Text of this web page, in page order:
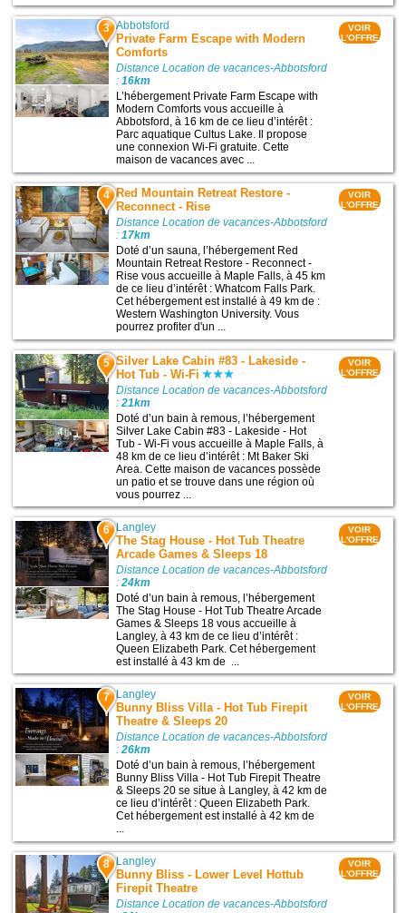
3 Abbotsford
Private Farm Escape with Modern
Comforts
Distance Location de vacances-Abbotsford
:16km
L’hébergement Private Farm Escape with
Modern Comforts vous accueille à
Abbotsford, à 16 km de ce lieu d’intérêt :
Parc aquatique Cultus Lake. Il propose
une connexion Wi-Fi gratuite. Cette
maison de vacances avec ...
VOIR
L'OFFRE
4 Red Mountain Retreat Restore -
Reconnect - Rise
Distance Location de vacances-Abbotsford
:17km
Doté d’un sauna, l’hébergement Red
Mountain Retreat Restore - Reconnect -
Rise vous accueille à Maple Falls, à 45 km
de ce lieu d’intérêt : Whatcom Falls Park.
Cet hébergement est installé à 49 km de :
Western Washington University. Vous
pourrez profiter d'un ...
VOIR
L'OFFRE
5 Silver Lake Cabin #83 - Lakeside -
Hot Tub - Wi-Fi
Distance Location de vacances-Abbotsford
:21km
Doté d’un bain à remous, l’hébergement
Silver Lake Cabin #83 - Lakeside - Hot
Tub - Wi-Fi vous accueille à Maple Falls, à
48 km de ce lieu d’intérêt : Mt Baker Ski
Area. Cette maison de vacances possède
un patio et se trouve dans une région où
vous pourrez ...
VOIR
L'OFFRE
6 Langley
The Stag House - Hot Tub Theatre
Arcade Games & Sleeps 18
Distance Location de vacances-Abbotsford
:24km
Doté d’un bain à remous, l’hébergement
The Stag House - Hot Tub Theatre Arcade
Games & Sleeps 18 vous accueille à
Langley, à 43 km de ce lieu d’intérêt :
Queen Elizabeth Park. Cet hébergement
est installé à 43 km de ...
VOIR
L'OFFRE
7 Langley
Bunny Bliss Villa - Hot Tub Firepit
Theatre & Sleeps 20
Distance Location de vacances-Abbotsford
:26km
Doté d’un bain à remous, l’hébergement
Bunny Bliss Villa - Hot Tub Firepit Theatre
& Sleeps 20 se situe à Langley, à 42 km de
ce lieu d’intérêt : Queen Elizabeth Park.
Cet hébergement est installé à 42 km de
...
VOIR
L'OFFRE
8 Langley
Bunny Bliss - Lower Level Hottub
Firepit Theatre
Distance Location de vacances-Abbotsford
VOIR
L'OFFRE